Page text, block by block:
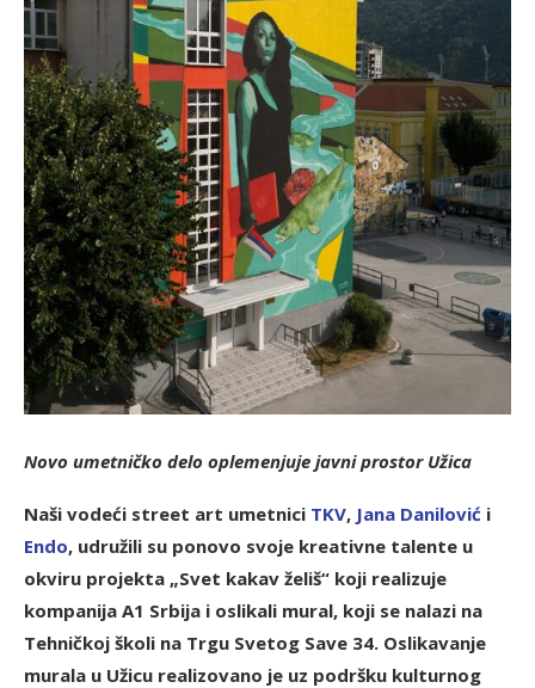
Novo umetničko delo oplemenjuje javni prostor Užica
Naši vodeći street art umetnici TKV, Jana Danilović i
Endo, udružili su ponovo svoje kreativne talente u
okviru projekta „Svet kakav želiš“ koji realizuje
kompanija A1 Srbija i oslikali mural, koji se nalazi na
Tehničkoj školi na Trgu Svetog Save 34. Oslikavanje
murala u Užicu realizovano je uz podršku kulturnog